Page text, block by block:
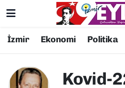
İzmir Ekonomi Politika
Kovid-
Resmi İlanlar
Konak Nöbetçi Eczaneler